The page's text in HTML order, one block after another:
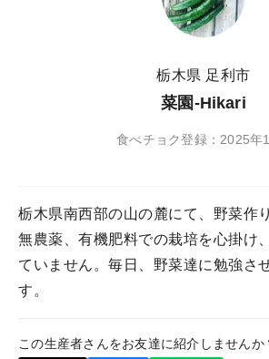
栃木県 足利市
菜園-Hikari
食べチョク登録：2025年
栃木県南西部の山の麓にて、野菜作
無農薬、有機肥料での栽培を心掛け
ていません。毎日、野菜達に勉強さ
す。
この生産者さんをお友達に紹介しませんか